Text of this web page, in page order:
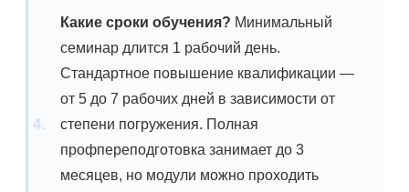
Какие сроки обучения? Минимальный
семинар длится 1 рабочий день.
Стандартное повышение квалификации —
от 5 до 7 рабочих дней в зависимости от
степени погружения. Полная
профпереподготовка занимает до 3
месяцев, но модули можно проходить